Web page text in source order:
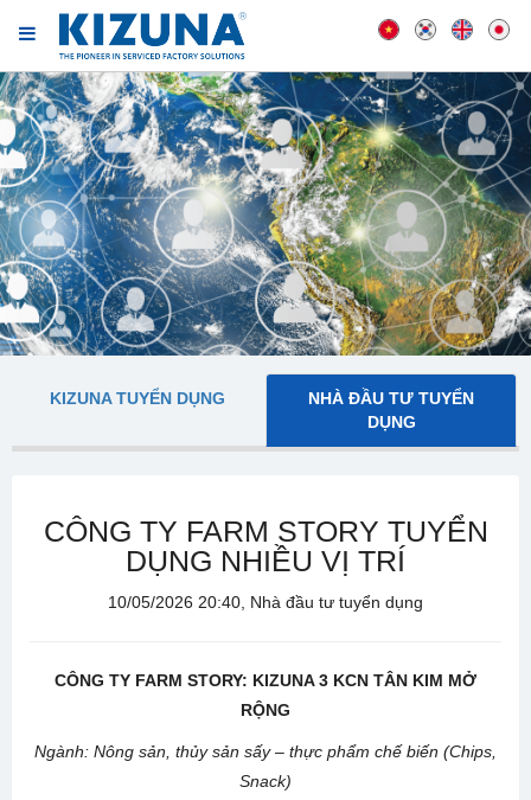
KIZUNA TUYỂN DỤNG
NHÀ ĐẦU TƯ TUYỂN
DỤNG
CÔNG TY FARM STORY TUYỂN
DỤNG NHIỀU VỊ TRÍ
10/05/2026 20:40, Nhà đầu tư tuyển dụng
CÔNG TY FARM STORY: KIZUNA 3 KCN TÂN KIM MỞ
RỘNG
Ngành: Nông sản, thủy sản sấy – thực phẩm chế biến (Chips,
Snack)